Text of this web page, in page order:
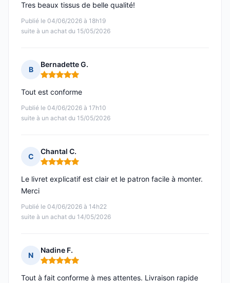
Publié le 04/06/2026 à 18h19
suite à un achat du 15/05/2026
Tres beaux tissus de belle qualité!
B
Bernadette G.
Note : 5 sur 5
Publié le 04/06/2026 à 17h10
suite à un achat du 15/05/2026
Tout est conforme
C
Chantal C.
Note : 5 sur 5
Publié le 04/06/2026 à 14h22
suite à un achat du 14/05/2026
Le livret explicatif est clair et le patron facile à monter.
Merci
N
Nadine F.
Note : 5 sur 5
Tout à fait conforme à mes attentes. Livraison rapide